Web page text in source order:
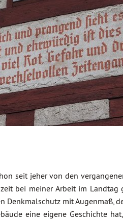
seit jeher von den
bei meiner Arbeit im
Denkmalschutz mit Augenmaß,
eine eigene Geschichte